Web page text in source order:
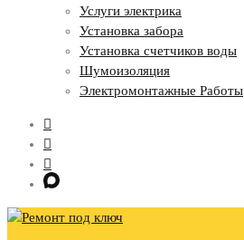
Услуги электрика
Установка забора
Установка счетчиков воды
Шумоизоляция
Электромонтажные Работы